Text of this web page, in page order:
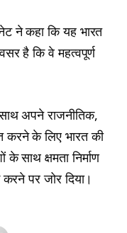
ने कहा कि यह भारत
है कि वे महत्वपूर्ण
अपने राजनीतिक,
के लिए भारत की
के साथ क्षमता निर्माण
पर जोर दिया।